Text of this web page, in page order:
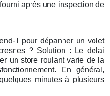
après une inspection de
il pour dépanner un volet
? Solution : Le délai
un store roulant varie de la
En général,
minutes à plusieurs